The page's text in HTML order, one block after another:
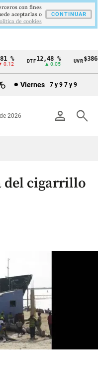
12,48 %
▲ 0.05
Viernes 7 y 9 7 y 9
person search
2026
del cigarrillo
con fines
aceptarlas o
de cookies
CONTINUAR